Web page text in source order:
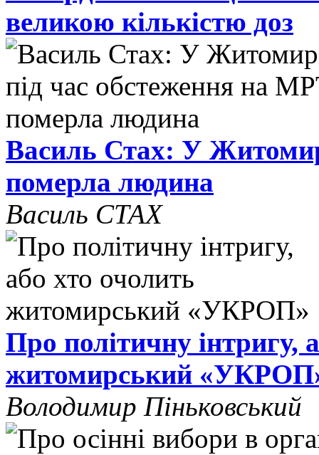
великою кількістю доз
Василь Стах: У
померла людина
Василь СТАХ
Про політичну інтригу,
житомирський
Володимир Піньковський